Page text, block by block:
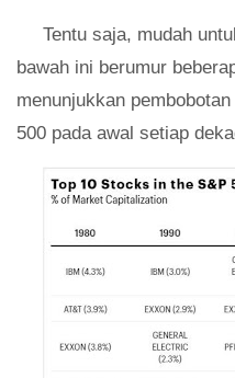
Tentu saja, mudah
bawah ini berumur
menunjukkan
500 pada awal setiap